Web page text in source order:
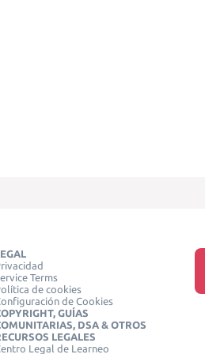
Terms
de cookies
de Cookies
GUÍAS
DSA & OTROS
LEGALES
Legal de Learneo